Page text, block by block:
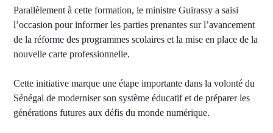
Parallèlement à cette formation, le ministre Guirassy a saisi
l’occasion pour informer les parties prenantes sur l’avancement
de la réforme des programmes scolaires et la mise en place de la
nouvelle carte professionnelle.
Cette initiative marque une étape importante dans la volonté du
Sénégal de moderniser son système éducatif et de préparer les
générations futures aux défis du monde numérique.